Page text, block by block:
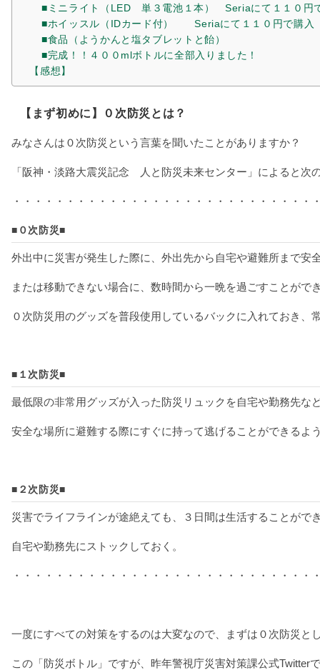
■ミニライト（LED 単３電池１本） Seriaにて１１０円
■ホイッスル（IDカード付） Seriaにて１１０円で購入
■食品（ようかんと塩タブレットと飴）
■完成！！４００mlボトルに全部入りました！
【感想】
【まず初めに】０次防災とは？
みなさんは０次防災という言葉を聞いたことがありますか？
「阪神・淡路大震災記念 人と防災未来センター」によると次
・・・・・・・・・・・・・・・・・・・・・・・・・・・
■０次防災■
外出中に災害が発生した際に、外出先から自宅や避難所まで安
または移動できない場合に、数時間から一晩を過ごすことがで
０次防災用のグッズを普段使用しているバックに入れておき、
■１次防災■
最低限の非常用グッズが入った防災リュックを自宅や勤務先な
安全な場所に避難する際にすぐに持って逃げることができるよ
■２次防災■
災害でライフラインが途絶えても、３日間は生活することがで
自宅や勤務先にストックしておく。
・・・・・・・・・・・・・・・・・・・・・・・・・・・
一度にすべての対策をするのは大変なので、まずは０次防災と
この「防災ボトル」ですが、昨年警視庁災害対策課公式Twitter